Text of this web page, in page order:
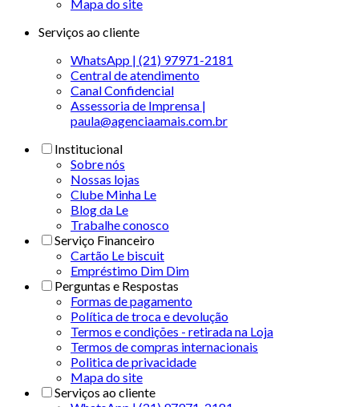
Mapa do site
Serviços ao cliente
WhatsApp | (21) 97971-2181
Central de atendimento
Canal Confidencial
Assessoria de Imprensa |
paula@agenciaamais.com.br
Institucional
Sobre nós
Nossas lojas
Clube Minha Le
Blog da Le
Trabalhe conosco
Serviço Financeiro
Cartão Le biscuit
Empréstimo Dim Dim
Perguntas e Respostas
Formas de pagamento
Política de troca e devolução
Termos e condições - retirada na Loja
Termos de compras internacionais
Politica de privacidade
Mapa do site
Serviços ao cliente